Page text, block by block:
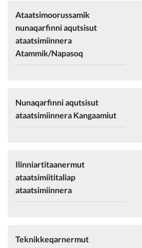
Ataatsimoorussamik
nunaqarfinni aqutsisut
ataatsimiinnera
Atammik/Napasoq
Nunaqarfinni aqutsisut
ataatsimiinnera Kangaamiut
Ilinniartitaanermut
ataatsimiititaliap
ataatsimiinnera
Teknikkeqarnermut